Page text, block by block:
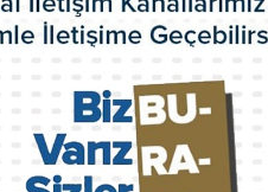
Destek Ofisi
Planı